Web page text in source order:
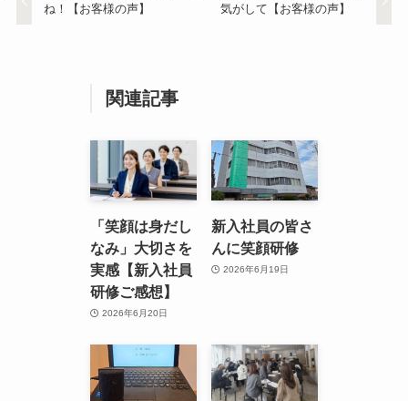
ね！【お客様の声】
気がして【お客様の声】
関連記事
「笑顔は身だし
なみ」大切さを
実感【新入社員
研修ご感想】
2026年6月20日
新入社員の皆さ
んに笑顔研修
2026年6月19日